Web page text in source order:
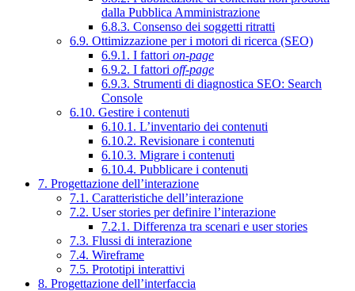
dalla Pubblica Amministrazione
6.8.3. Consenso dei soggetti ritratti
6.9. Ottimizzazione per i motori di ricerca (SEO)
6.9.1. I fattori on-page
6.9.2. I fattori off-page
6.9.3. Strumenti di diagnostica SEO: Search
Console
6.10. Gestire i contenuti
6.10.1. L’inventario dei contenuti
6.10.2. Revisionare i contenuti
6.10.3. Migrare i contenuti
6.10.4. Pubblicare i contenuti
7. Progettazione dell’interazione
7.1. Caratteristiche dell’interazione
7.2. User stories per definire l’interazione
7.2.1. Differenza tra scenari e user stories
7.3. Flussi di interazione
7.4. Wireframe
7.5. Prototipi interattivi
8. Progettazione dell’interfaccia